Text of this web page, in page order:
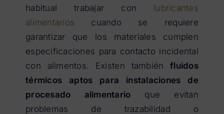
habitual trabajar con lubricantes
alimentarios cuando se requiere
garantizar que los materiales cumplen
especificaciones para contacto incidental
con alimentos. Existen tambiénfluidos
térmicos aptos para instalaciones de
procesado alimentario que evitan
problemas de trazabilidad o